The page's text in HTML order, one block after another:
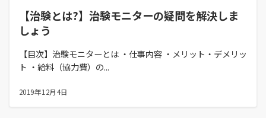
【治験とは?】治験モニターの疑問を解決しま
しょう
【目次】治験モニターとは ・仕事内容 ・メリット・デメリッ
ト ・給料（協力費）の...
2019年12月4日